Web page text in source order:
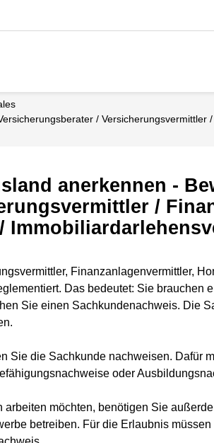
anerkennen -
/
Finanzanlagenvermittler,
Das bedeutet: Sie brauchen
Sie einen Sachkundenachweis. Die
Sie die Sachkunde nachweisen. Dafür
oder
möchten, benötigen Sie
betreiben. Für die Erlaubnis